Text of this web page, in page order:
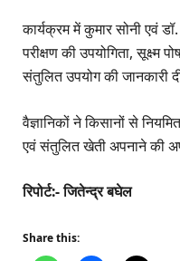
कार्यक्रम में कुमार सोनी एवं
परीक्षण की उपयोगिता, सूक्ष्म
संतुलित उपयोग की जानकारी
वैज्ञानिकों ने किसानों से
एवं संतुलित खेती अपनाने की
रिपोर्ट:- जितेन्द्र बघेल
Share this: